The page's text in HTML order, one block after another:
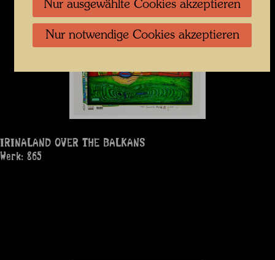
IRINALAND OVER THE BALKANS
Werk: 865
Nur ausgewählte Cookies akzeptieren
Nur notwendige Cookies akzeptieren